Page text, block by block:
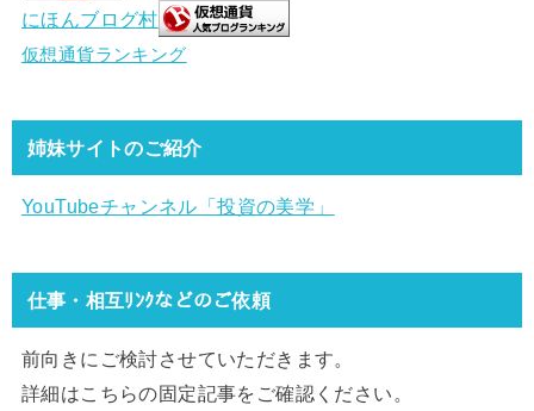
にほんブログ村
仮想通貨ランキング
姉妹サイトのご紹介
YouTubeチャンネル「投資の美学」
仕事・相互ﾘﾝｸなどのご依頼
前向きにご検討させていただきます。
詳細はこちらの固定記事をご確認ください。